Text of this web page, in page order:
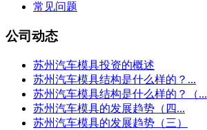
常见问题
公司动态
苏州汽车模具投资的概述
苏州汽车模具结构是什么样的？...
苏州汽车模具结构是什么样的？（...
苏州汽车模具的发展趋势（四...
苏州汽车模具的发展趋势（三）